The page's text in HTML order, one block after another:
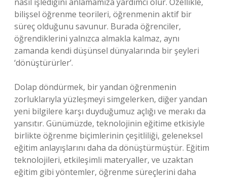
bilişsel öğrenme teorileri, öğrenmenin aktif bir
süreç olduğunu savunur. Burada öğrenciler,
öğrendiklerini yalnızca almakla kalmaz, aynı
zamanda kendi düşünsel dünyalarında bir şeyleri
‘dönüştürürler’.
Dolap döndürmek, bir yandan öğrenmenin
zorluklarıyla yüzleşmeyi simgelerken, diğer yandan
yeni bilgilere karşı duyduğumuz açlığı ve merakı da
yansıtır. Günümüzde, teknolojinin eğitime etkisiyle
birlikte öğrenme biçimlerinin çeşitliliği, geleneksel
eğitim anlayışlarını daha da dönüştürmüştür. Eğitim
teknolojileri, etkileşimli materyaller, ve uzaktan
eğitim gibi yöntemler, öğrenme süreçlerini daha